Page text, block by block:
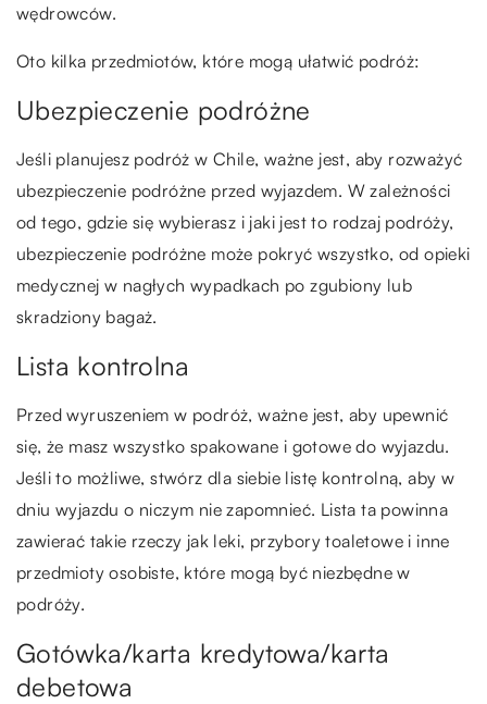
wędrowców.
Oto kilka przedmiotów, które mogą ułatwić podróż:
Ubezpieczenie podróżne
Jeśli planujesz podróż w Chile, ważne jest, aby rozważyć
ubezpieczenie podróżne przed wyjazdem. W zależności
od tego, gdzie się wybierasz i jaki jest to rodzaj podróży,
ubezpieczenie podróżne może pokryć wszystko, od opieki
medycznej w nagłych wypadkach po zgubiony lub
skradziony bagaż.
Lista kontrolna
Przed wyruszeniem w podróż, ważne jest, aby upewnić
się, że masz wszystko spakowane i gotowe do wyjazdu.
Jeśli to możliwe, stwórz dla siebie listę kontrolną, aby w
dniu wyjazdu o niczym nie zapomnieć. Lista ta powinna
zawierać takie rzeczy jak leki, przybory toaletowe i inne
przedmioty osobiste, które mogą być niezbędne w
podróży.
Gotówka/karta kredytowa/karta
debetowa